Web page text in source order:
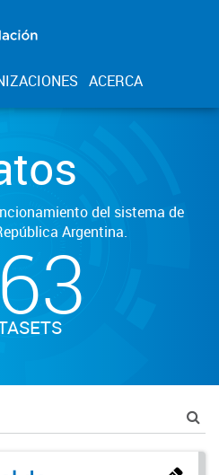
ACERCA
del sistema de
Argentina.